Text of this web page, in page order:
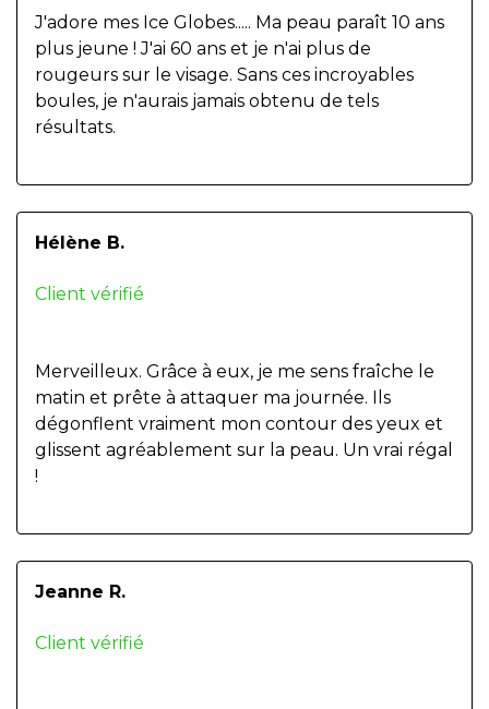
J'adore mes Ice Globes..... Ma peau paraît 10 ans
plus jeune ! J'ai 60 ans et je n'ai plus de
rougeurs sur le visage. Sans ces incroyables
boules, je n'aurais jamais obtenu de tels
résultats.
Hélène B.
Client vérifié
Merveilleux. Grâce à eux, je me sens fraîche le
matin et prête à attaquer ma journée. Ils
dégonflent vraiment mon contour des yeux et
glissent agréablement sur la peau. Un vrai régal
!
Jeanne R.
Client vérifié